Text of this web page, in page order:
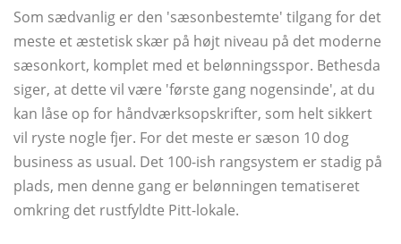
Som sædvanlig er den 'sæsonbestemte' tilgang for det
meste et æstetisk skær på højt niveau på det moderne
sæsonkort, komplet med et belønningsspor. Bethesda
siger, at dette vil være 'første gang nogensinde', at du
kan låse op for håndværksopskrifter, som helt sikkert
vil ryste nogle fjer. For det meste er sæson 10 dog
business as usual. Det 100-ish rangsystem er stadig på
plads, men denne gang er belønningen tematiseret
omkring det rustfyldte Pitt-lokale.